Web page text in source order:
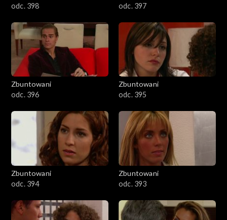
odc. 398
odc. 397
Zbuntowani
odc. 396
Zbuntowani
odc. 395
Zbuntowani
odc. 394
Zbuntowani
odc. 393